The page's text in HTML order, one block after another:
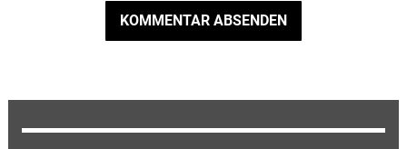
KOMMENTAR ABSENDEN